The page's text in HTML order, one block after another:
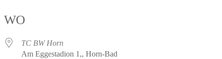
WO
TC BW Horn
Am Eggestadion 1,, Horn-Bad